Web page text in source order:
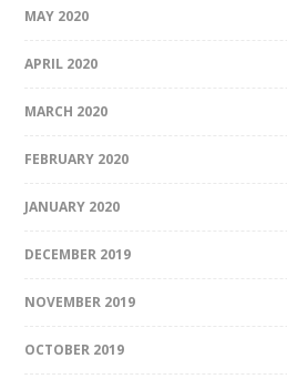
MAY 2020
APRIL 2020
MARCH 2020
FEBRUARY 2020
JANUARY 2020
DECEMBER 2019
NOVEMBER 2019
OCTOBER 2019